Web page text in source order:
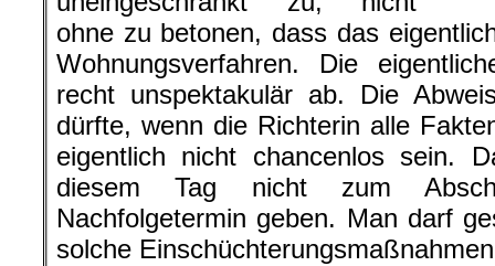
ohne zu betonen, dass das
Wohnungsverfahren. Die
recht unspektakulär ab. Die
dürfte, wenn die Richterin alle
eigentlich nicht chancenlos sein.
diesem Tag nicht zum
Nachfolgetermin geben. Man darf
solche